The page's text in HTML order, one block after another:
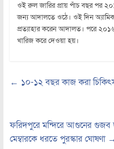
ওই রুল জারির প্রায় পাঁচ বছর পর
জন্য আদালতে ওঠে। ওই দিন
প্রত্যাহার করেন আদালত। পরে ২০১৬
খারিজ করে দেওয়া হয়।
← ১০-১২ বছর কাজ করা
ফরিদপুরে মন্দিরে আগুনের গুজব
মেম্বারকে ধরতে পুরস্কার ঘোষণা